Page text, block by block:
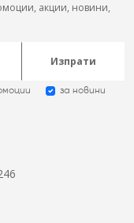
акции, новини,
Изпрати
за новини